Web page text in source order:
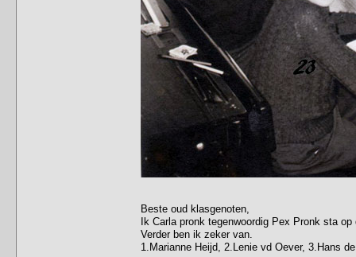
Beste oud klasgenoten,
Ik Carla pronk tegenwoordig Pex Pronk sta
Verder ben ik zeker van.
1.Marianne Heijd, 2.Lenie vd Oever, 3.Hans